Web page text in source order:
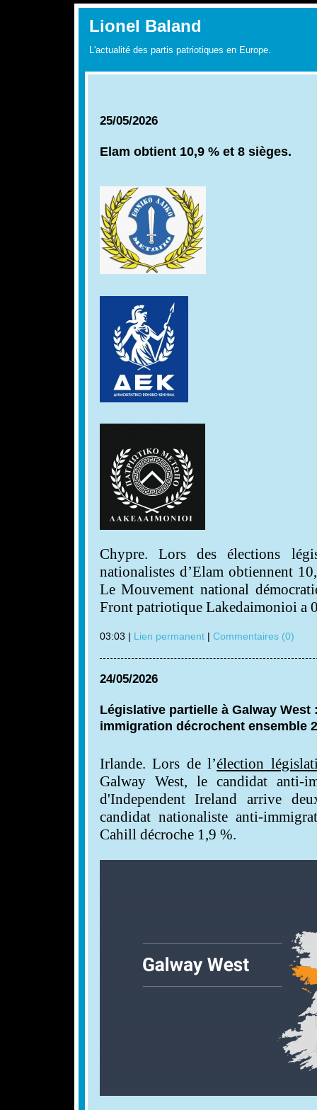
Lionel Baland
L'actualité des partis patriotiques en Europe.
25/05/2026
Elam obtient 10,9 % et 8 sièges.
Chypre. Lors des élections
nationalistes d’Elam obtiennent
Le Mouvement national
Front patriotique Lakedaimonioi a
03:03 | Lien permanent| Commentaires (0)
24/05/2026
Législative partielle à Galway
immigration décrochent ensemble
Irlande. Lors de l’élection
Galway West, le candidat anti-
d'Independent Ireland arrive
candidat nationaliste anti-
Cahill décroche 1,9 %.